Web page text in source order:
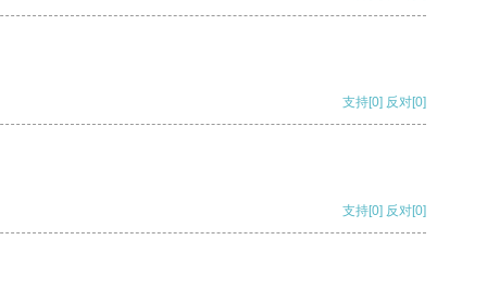
支持[0] 反对[0]
支持[0] 反对[0]